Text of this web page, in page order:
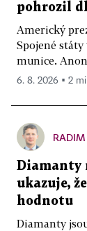
pohrozil
Americký
Spojené
munice.
6. 8. 2026 ▪ 2
Diamanty
ukazuje,
hodnotu
Diamanty